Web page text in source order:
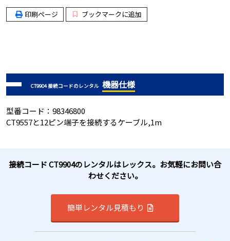
印刷ページ ブックマークに追加
CT9904 接続コードのレンタル 機器仕様
型番コード：98346800
CT9557と12ピン端子を接続するケーブル,1m
接続コード CT9904のレンタルはレックス。お気軽にお問い合
わせください。
簡単レンタル見積もり